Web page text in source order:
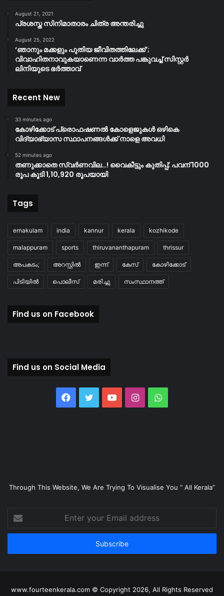
August 21, 2021
പ്രശസ്ത സിനിമാതാരം ചിത്ര അന്തരിച്ചു
August 25, 2022
‘ഞാനും മക്കളും പുതിയ ജീവിതത്തിലേക്ക്’;
വിവാഹിതനാവുകയാണെന്ന വാർത്ത പങ്കുവച്ച് സിസ്റ്റർ
ലിനിയുടെ ഭർത്താവ്
Recent New
33 minutes ago
കോഴിക്കോട് പ്രൊഫഷണൽ കോളെജുകൾ ഒഴികെ
വിദ്യാഭ്യാസ സ്ഥാപനങ്ങൾക്ക് നാളെ അവധി
52 minutes ago
തണുക്കാതെ സ്വർണവില…! വൈകീട്ടും കുതിപ്പ്; പവന് 1000
രൂപ കൂടി 1,10,920 രൂപയായി
Tags
ernakulam india kannur kerala kozhikode
malappuram sports thiruvananthapuram thrissur
അപകടം; അറസ്റ്റിൽ ഇന്ന് കേസ് കോഴിക്കോട്
പിടിയിൽ പൊലീസ് മരിച്ചു സംസ്ഥാനത്ത്
Find us on Facebook
Find us on Social Media
Facebook
TwitterYouTubeInstagramWhatsApp
Through This Website, We Are Trying To Visualise You “ All Kerala”
your
Email
www.fourteenkerala.com © Copyright 2026, All Rights Reserved